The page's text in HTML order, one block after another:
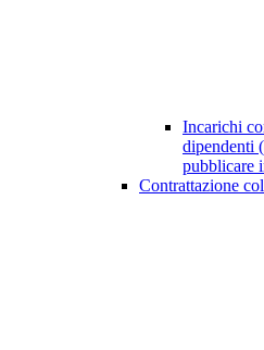
Incarichi
dipendenti
pubblicare
Contrattazione